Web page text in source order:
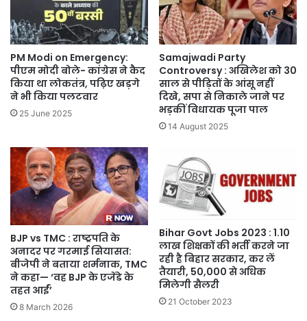
PM Modi on Emergency:
पीएम मोदी बोले- कांग्रेस ने कैद
किया था लोकतंत्र, पढ़िए खड़गे
ने भी किया पलटवार
25 June 2025
Samajwadi Party
Controversy : अखिलेश को 30
साल से पीड़ितों के आंसू नहीं
दिखे, सपा से निकाले जाने पर
भड़कीं विधायक पूजा पाल
14 August 2025
BJP vs TMC : राष्ट्रपति के
अनादर पर गरमाई सियासत:
बीजेपी ने बताया शर्मनाक, TMC
ने कहा— ‘वह BJP के एजेंडे के
तहत आईं’
8 March 2026
Bihar Govt Jobs 2023 : 1.10
लाख शिक्षकों की भर्ती करने जा
रही है बिहार सरकार, कर लें
तैयारी, 50,000 से अधिक
मिलेगी सैलरी
21 October 2023